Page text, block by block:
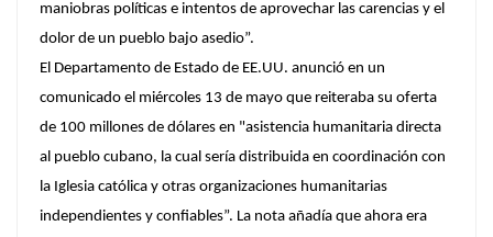
maniobras políticas e intentos de aprovechar las carencias y el
dolor de un pueblo bajo asedio”.
El Departamento de Estado de EE.UU. anunció en un
comunicado el miércoles 13 de mayo que reiteraba su oferta
de 100 millones de dólares en "asistencia humanitaria directa
al pueblo cubano, la cual sería distribuida en coordinación con
la Iglesia católica y otras organizaciones humanitarias
independientes y confiables”. La nota añadía que ahora era